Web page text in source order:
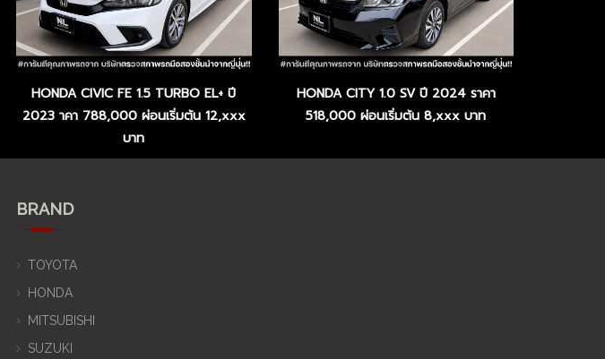
HONDA CIVIC FE 1.5 TURBO EL+ ปี
2023 าคา 788,000 ผ่อนเริ่มต้น 12,xxx
บาท
HONDA CITY 1.0 SV ปี 2024 ราคา
518,000 ผ่อนเริ่มต้น 8,xxx บาท
BRAND
TOYOTA
HONDA
MITSUBISHI
SUZUKI